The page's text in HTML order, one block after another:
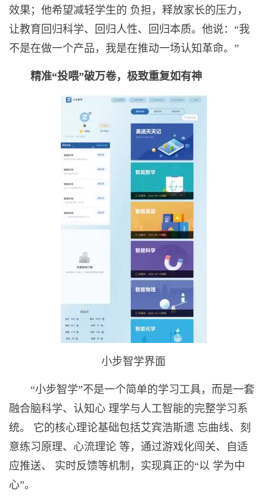
效果；他希望减轻学生的 负担，释放家长的压力，
让教育回归科学、回归人性、回归本质。他说：“我
不是在做一个产品，我是在推动一场认知革命。”
精准“投喂”破万卷，极致重复如有神
小步智学界面
“小步智学”不是一个简单的学习工具，而是一套
融合脑科学、认知心 理学与人工智能的完整学习系
统。 它的核心理论基础包括艾宾浩斯遗 忘曲线、刻
意练习原理、心流理论 等，通过游戏化闯关、自适
应推送、 实时反馈等机制，实现真正的“以 学为中
心”。